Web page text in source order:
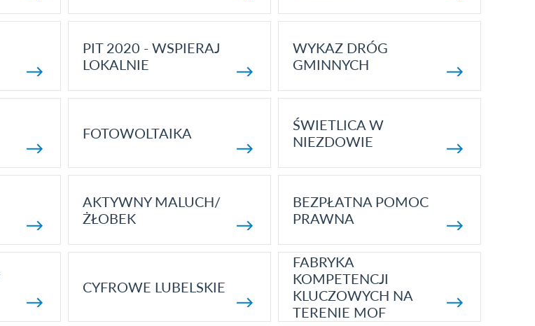
PIT 2020 - WSPIERAJ
LOKALNIE
WYKAZ DRÓG
GMINNYCH
FOTOWOLTAIKA
ŚWIETLICA W
NIEZDOWIE
AKTYWNY MALUCH/
ŻŁOBEK
BEZPŁATNA POMOC
PRAWNA
CYFROWE LUBELSKIE
FABRYKA
KOMPETENCJI
KLUCZOWYCH NA
TERENIE MOF